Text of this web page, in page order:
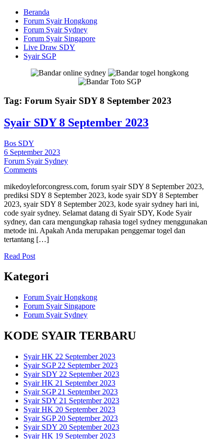
Beranda
Forum Syair Hongkong
Forum Syair Sydney
Forum Syair Singapore
Live Draw SDY
Syair SGP
Tag: Forum Syair SDY 8 September 2023
Syair SDY 8 September 2023
Bos SDY
6 September 2023
Forum Syair Sydney
Comments
mikedoyleforcongress.com, forum syair SDY 8 September 2023,
prediksi SDY 8 September 2023, kode syair SDY 8 September
2023, syair SDY 8 September 2023, kode syair sydney hari ini,
code syair sydney. Selamat datang di Syair SDY, Kode Syair
sydney, dan cara mengungkap rahasia togel sydney menggunakan
metode ini. Apakah Anda merupakan penggemar togel dan
tertantang […]
Read Post
Kategori
Forum Syair Hongkong
Forum Syair Singapore
Forum Syair Sydney
KODE SYAIR TERBARU
Syair HK 22 September 2023
Syair SGP 22 September 2023
Syair SDY 22 September 2023
Syair HK 21 September 2023
Syair SGP 21 September 2023
Syair SDY 21 September 2023
Syair HK 20 September 2023
Syair SGP 20 September 2023
Syair SDY 20 September 2023
Syair HK 19 September 2023